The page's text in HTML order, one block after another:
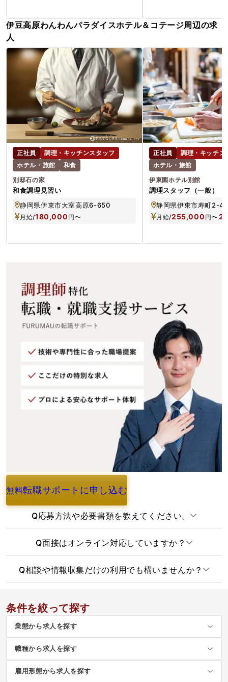
伊豆高原わんわんパラダイスホテル＆コテージ周辺の求
人
正社員
調理・キッチンスタッフ
ホテル・旅館
和食
別邸石の家
和食調理見習い
静岡県伊東市大室高原6-650
月給/180,000 円〜
正社員
調理・キッチン
ホテル・旅館
伊東園ホテル別館
調理スタッフ（一般）
静岡県伊東市寿町2-4
月給/255,000 円〜
無料転職サポートに申し込む
よくあるご質問
Q応募方法や必要書類を教えてください。
Q面接はオンライン対応していますか？
Q相談や情報収集だけの利用でも構いませんか？
条件を絞って探す
業態から求人を探す
職種から求人を探す
雇用形態から求人を探す